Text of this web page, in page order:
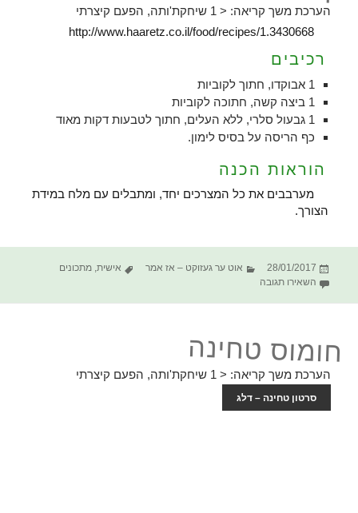
הערכת משך קריאה: < 1
שיחקת'ותה, הפעם קיצרתי
http://www.haaretz.co.il/food/recipes/1.3430668
רכיבים
1 אבוקדו, חתוך לקוביות
1 ביצה קשה, חתוכה לקוביות
1 גבעול סלרי, ללא העלים, חתוך לטבעות דקות מאוד
כף הריסה על בסיס לימון.
הוראות הכנה
מערבבים את כל המצרכים יחד, ומתבלים עם מלח במידת
הצורך.
פורסם
בתאריך
28/01/2017 קטגוריות
אוט ער געזוקט – אז אמר תגיות
אישית,מתכונים
השאירו תגובה
חומוס טחינה
הערכת משך קריאה: < 1 שיחקת'ותה, הפעם קיצרתי
סרטון טחינה – דלג